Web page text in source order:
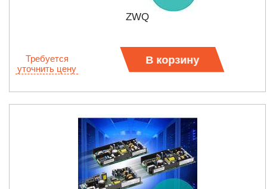
ZWQ
Требуется
уточнить цену
В корзину